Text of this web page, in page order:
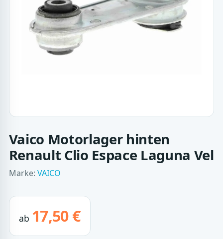
Vaico Motorlager hinten
Renault Clio Espace Laguna Vel
Marke: VAICO
ab 17,50 €